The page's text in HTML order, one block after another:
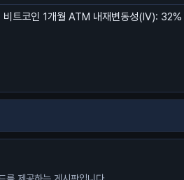
비트코인 1개월 ATM 내재변동성(IV): 32%